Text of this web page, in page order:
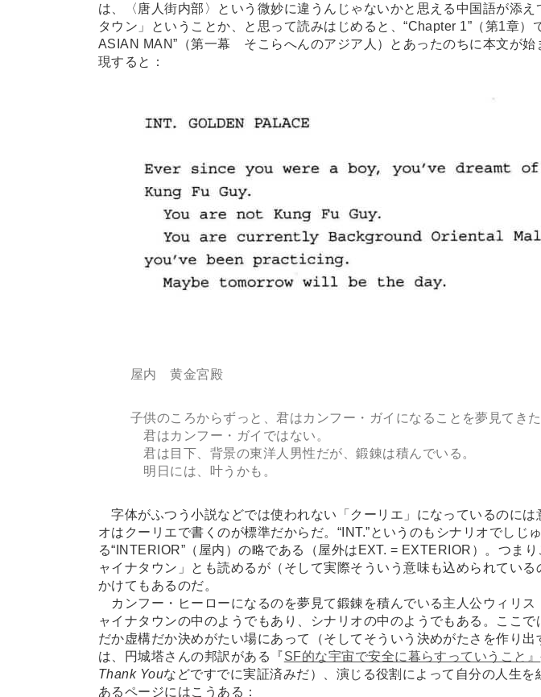
は、〈唐人街内部〉という微妙に違うんじゃないかと思える中国語が添
タウン」ということか、と思って読みはじめると、“Chapter 1”（第1章）
ASIAN MAN”（第一幕 そこらへんのアジア人）とあったのちに本文が始
現すると：
屋内 黄金宮殿
子供のころからずっと、君はカンフー・ガイになることを夢見てきた
君はカンフー・ガイではない。
君は目下、背景の東洋人男性だが、鍛錬は積んでいる。
明日には、叶うかも。
字体がふつう小説などでは使われない「クーリエ」になっているのには
オはクーリエで書くのが標準だからだ。“INT.”というのもシナリオでしじ
る“INTERIOR”（屋内）の略である（屋外はEXT. = EXTERIOR）。つま
ャイナタウン」とも読めるが（そして実際そういう意味も込められている
かけてもあるのだ。
カンフー・ヒーローになるのを夢見て鍛錬を積んでいる主人公ウィリス
ャイナタウンの中のようでもあり、シナリオの中のようでもある。ここ
だか虚構だか決めがたい場にあって（そしてそういう決めがたさを作り
は、円城塔さんの邦訳がある『SF的な宇宙で安全に暮らすっていうこと』
Thank Youなどですでに実証済みだ）、演じる役割によって自分の人生を
あるページにはこうある：